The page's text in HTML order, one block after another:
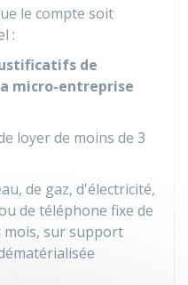
le compte soit
:
de
micro-entreprise
loyer de moins de 3
de gaz, d'électricité,
de téléphone fixe de
mois, sur support